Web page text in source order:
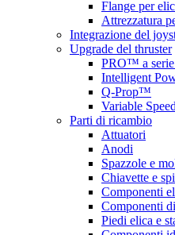
Flange per
Attrezzatura
Integrazione del
Upgrade del thruster
PRO™ a
Intelligent
Q-Prop™
Variable
Parti di ricambio
Attuatori
Anodi
Spazzole e
Chiavette e
Componenti
Componenti
Piedi elica e